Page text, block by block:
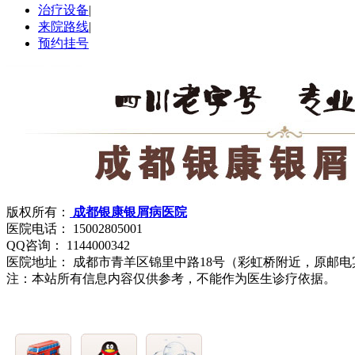
治疗设备|
来院路线|
预约挂号
版权所有：
成都银康银屑病医院
医院电话： 15002805001
QQ咨询： 1144000342
医院地址： 成都市青羊区锦里中路18号（彩虹桥附近，原邮
注：本站所有信息内容仅供参考，不能作为医生诊疗依据。